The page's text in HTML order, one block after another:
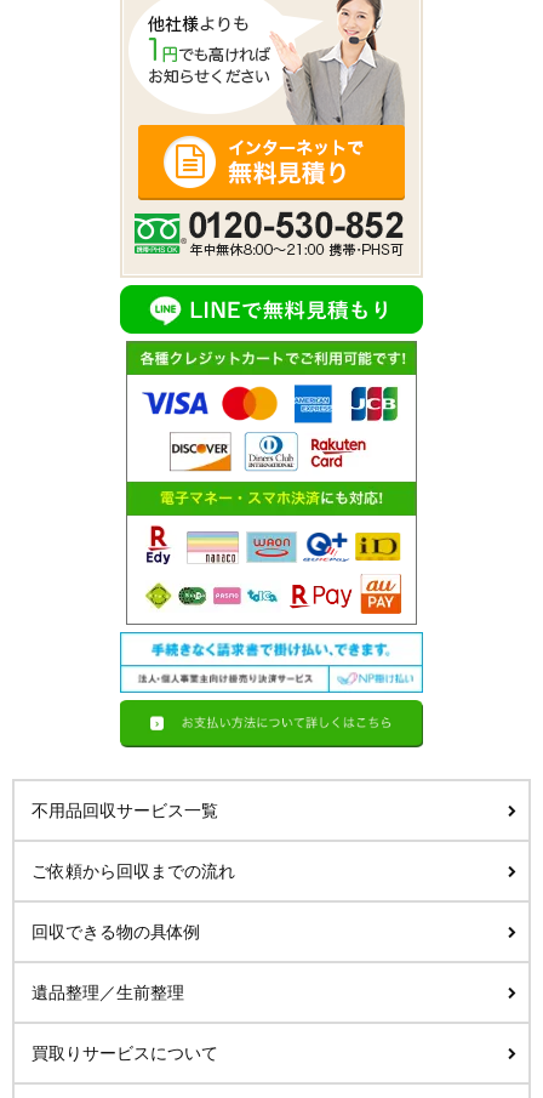
不用品回収サービス一覧
ご依頼から回収までの流れ
回収できる物の具体例
遺品整理／生前整理
買取りサービスについて